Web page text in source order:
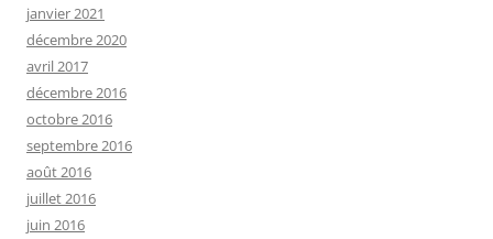
janvier 2021
décembre 2020
avril 2017
décembre 2016
octobre 2016
septembre 2016
août 2016
juillet 2016
juin 2016